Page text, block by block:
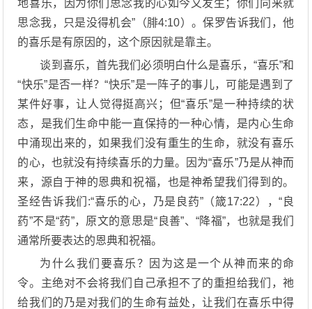
地喜乐，因为你们思念我的心如今又发生；你们向来就
思念我，只是没得机会”（腓4:10）。保罗告诉我们，他
的喜乐是有原因的，这个原因就是靠主。
谈到喜乐，首先我们必须明白什么是喜乐，“喜乐”和
“快乐”是否一样？“快乐”是一阵子的事儿，可能是遇到了
某件好事，让人觉得挺高兴；但“喜乐”是一种持续的状
态，是我们生命中能一直保持的一种心情，是内心生命
中涌现出来的，如果我们没有重生的生命，就没有喜乐
的心，也就没有持续喜乐的力量。因为“喜乐”乃是从神而
来，源自于神的恩典和祝福，也是神希望我们得到的。
圣经告诉我们:“喜乐的心，乃是良药”（箴17:22），“良
药”不是“药”，原文的意思是“良善”、“降福”，也就是我们
通常所要表达的恩典和祝福。
为什么我们要喜乐？因为这是一个从神而来的命
令。主绝对不会将我们自己承担不了的重担给我们，祂
给我们的乃是对我们的生命有益处，让我们在喜乐中得